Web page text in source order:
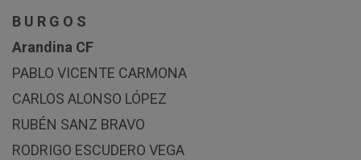
B U R G O S
Arandina CF
PABLO VICENTE CARMONA
CARLOS ALONSO LÓPEZ
RUBÉN SANZ BRAVO
RODRIGO ESCUDERO VEGA